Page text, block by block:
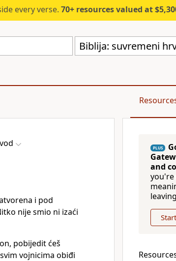
every verse. 70+ resources valued at $5,300+—plans
Biblija: suvremeni
i pod
nije smio ni izaći
pobijedit ćeš
vojnicima obiđi
PLUS
and
you're